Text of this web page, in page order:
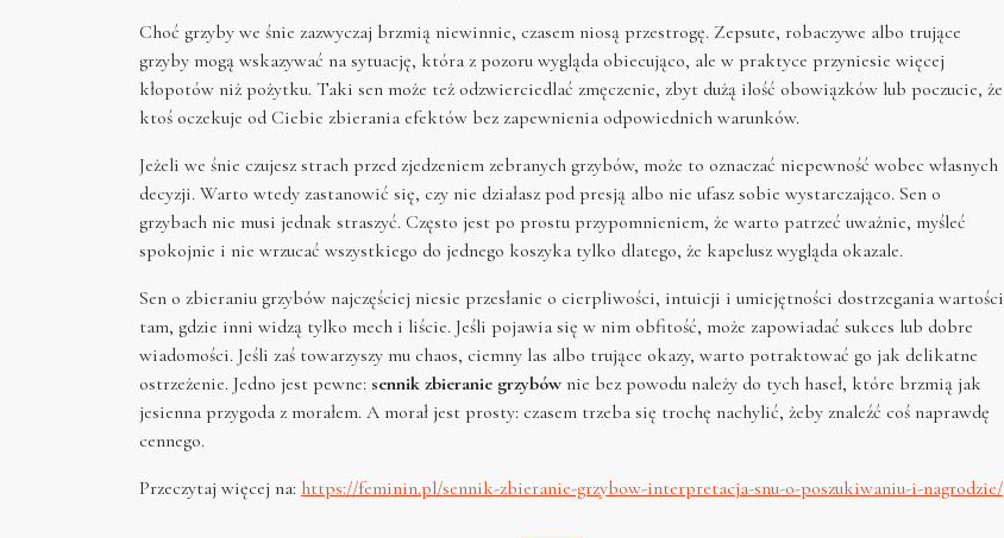
Choć grzyby we śnie zazwyczaj brzmią niewinnie, czasem niosą przestrogę. Zepsute, robaczywe albo trujące
grzyby mogą wskazywać na sytuację, która z pozoru wygląda obiecująco, ale w praktyce przyniesie więcej
kłopotów niż pożytku. Taki sen może też odzwierciedlać zmęczenie, zbyt dużą ilość obowiązków lub poczucie, że
ktoś oczekuje od Ciebie zbierania efektów bez zapewnienia odpowiednich warunków.
Jeżeli we śnie czujesz strach przed zjedzeniem zebranych grzybów, może to oznaczać niepewność wobec własnych
decyzji. Warto wtedy zastanowić się, czy nie działasz pod presją albo nie ufasz sobie wystarczająco. Sen o
grzybach nie musi jednak straszyć. Często jest po prostu przypomnieniem, że warto patrzeć uważnie, myśleć
spokojnie i nie wrzucać wszystkiego do jednego koszyka tylko dlatego, że kapelusz wygląda okazale.
Sen o zbieraniu grzybów najczęściej niesie przesłanie o cierpliwości, intuicji i umiejętności dostrzegania wartości
tam, gdzie inni widzą tylko mech i liście. Jeśli pojawia się w nim obfitość, może zapowiadać sukces lub dobre
wiadomości. Jeśli zaś towarzyszy mu chaos, ciemny las albo trujące okazy, warto potraktować go jak delikatne
ostrzeżenie. Jedno jest pewne: sennik zbieranie grzybów nie bez powodu należy do tych haseł, które brzmią jak
jesienna przygoda z morałem. A morał jest prosty: czasem trzeba się trochę nachylić, żeby znaleźć coś naprawdę
cennego.
Przeczytaj więcej na: https://feminin.pl/sennik-zbieranie-grzybow-interpretacja-snu-o-poszukiwaniu-i-nagrodzie/